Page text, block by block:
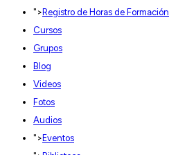
"> Registro de Horas de Formación
Cursos
Grupos
Blog
Videos
Fotos
Audios
"> Eventos